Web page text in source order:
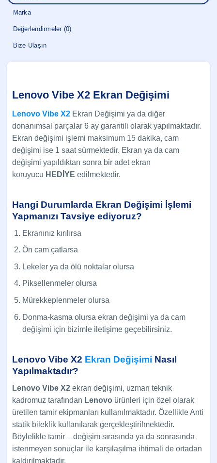
Marka
Değerlendirmeler (0)
Bize Ulaşın
Lenovo Vibe X2 Ekran Değişimi
Lenovo Vibe X2 Ekran Değişimi ya da diğer
donanımsal parçalar 6 ay garantili olarak yapılmaktadır.
Ekran değişimi işlemi maksimum 15 dakika, cam
değişimi ise 1 saat sürmektedir. Ekran ya da cam
değişimi yapıldıktan sonra bir adet ekran
koruyucu HEDİYE edilmektedir.
Hangi Durumlarda Ekran Değişimi İşlemi
Yapmanızı Tavsiye ediyoruz?
Ekranınız kırılırsa
Ön cam çatlarsa
Lekeler ya da ölü noktalar olursa
Piksellenmeler olursa
Mürekkeplenmeler olursa
Donma-kasma olursa ekran değişimi ya da cam
değişimi için bizimle iletişime geçebilirsiniz.
Lenovo Vibe X2 Ekran Değişimi Nasıl
Yapılmaktadır?
Lenovo Vibe X2 ekran değişimi, uzman teknik
kadromuz tarafından Lenovo ürünleri için özel olarak
üretilen tamir ekipmanları kullanılmaktadır. Özellikle Anti
statik bileklik kullanılarak gerçekleştirilmektedir.
Böylelikle tamir – değişim sırasında ya da sonrasında
istenmeyen sonuçlar ile karşılaşılma ihtimali de ortadan
kaldırılmaktadır.